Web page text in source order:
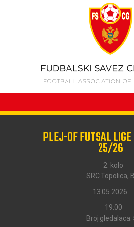
PLEJ-OF FUTSAL LIGE
25/26
2. kolo
SRC Topolica,
13.05.2026.
19:00
Broj gledalaca: